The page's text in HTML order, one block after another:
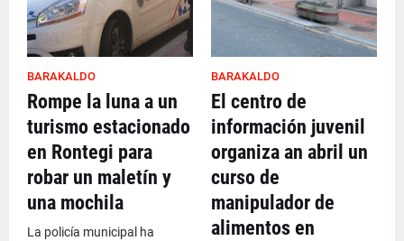
BARAKALDO
Rompe la luna a un
turismo estacionado
en Rontegi para
robar un maletín y
una mochila
La policía municipal ha
BARAKALDO
El centro de
información juvenil
organiza an abril un
curso de
manipulador de
alimentos en